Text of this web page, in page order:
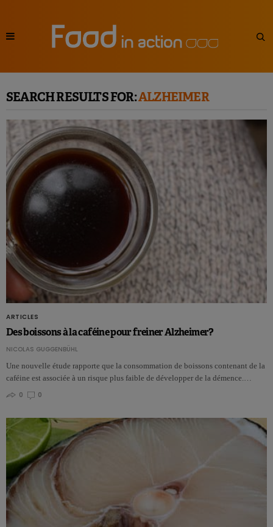
SEARCH RESULTS FOR:ALZHEIMER
ARTICLES
Des boissons à la caféine pour freiner Alzheimer?
NICOLAS GUGGENBÜHL
Une nouvelle étude rapporte que la consommation de boissons contenant de la
caféine est associée à un risque plus faible de développer de la démence.…
0
0